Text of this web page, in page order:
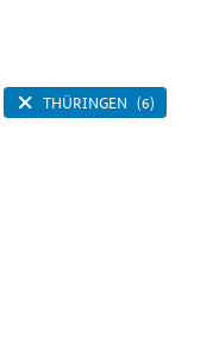
THÜRINGEN (6)